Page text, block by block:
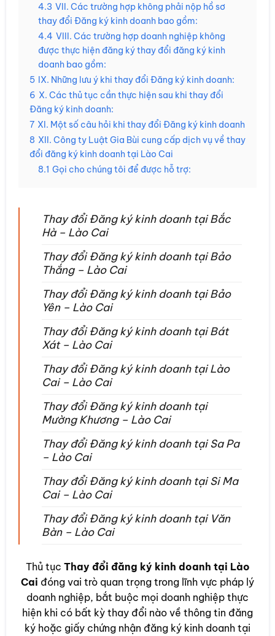
4.3 VII. Các trường hợp không phải nộp hồ sơ
thay đổi Đăng ký kinh doanh bao gồm:
4.4 VIII. Các trường hợp doanh nghiệp không
được thực hiện đăng ký thay đổi đăng ký kinh
doanh bao gồm:
5 IX. Những lưu ý khi thay đổi Đăng ký kinh doanh:
6 X. Các thủ tục cần thực hiện sau khi thay đổi
Đăng ký kinh doanh:
7 XI. Một số câu hỏi khi thay đổi Đăng ký kinh doanh
8 XII. Công ty Luật Gia Bùi cung cấp dịch vụ về thay
đổi đăng ký kinh doanh tại Lào Cai
8.1 Gọi cho chúng tôi để được hỗ trợ:
Thay đổi Đăng ký kinh doanh tại Bắc
Hà – Lào Cai
Thay đổi Đăng ký kinh doanh tại Bảo
Thắng – Lào Cai
Thay đổi Đăng ký kinh doanh tại Bảo
Yên – Lào Cai
Thay đổi Đăng ký kinh doanh tại Bát
Xát – Lào Cai
Thay đổi Đăng ký kinh doanh tại Lào
Cai – Lào Cai
Thay đổi Đăng ký kinh doanh tại
Mường Khương – Lào Cai
Thay đổi Đăng ký kinh doanh tại Sa Pa
– Lào Cai
Thay đổi Đăng ký kinh doanh tại Si Ma
Cai – Lào Cai
Thay đổi Đăng ký kinh doanh tại Văn
Bàn – Lào Cai
Thủ tục Thay đổi đăng ký kinh doanh tại Lào
Cai đóng vai trò quan trọng trong lĩnh vực pháp lý
doanh nghiệp, bắt buộc mọi doanh nghiệp thực
hiện khi có bất kỳ thay đổi nào về thông tin đăng
ký hoặc giấy chứng nhận đăng ký kinh doanh tại